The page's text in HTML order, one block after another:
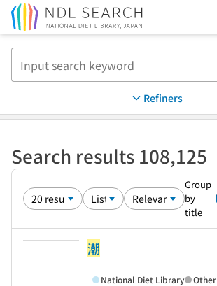
Refiners
Search results 108,125
Group
by
title
潮
National Diet Library